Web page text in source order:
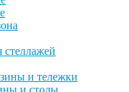
и тележки
и столы